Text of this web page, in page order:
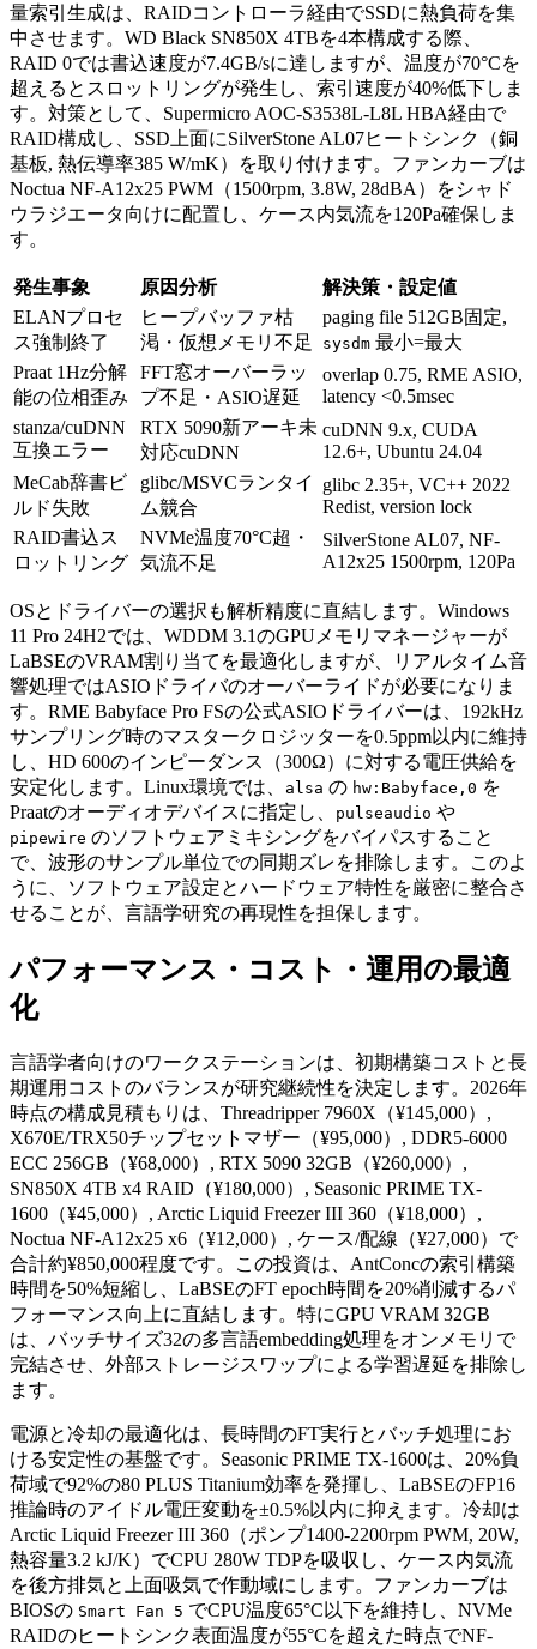
量索引生成は、RAIDコントローラ経由でSSDに熱負荷を集
中させます。WD Black SN850X 4TBを4本構成する際、
RAID 0では書込速度が7.4GB/sに達しますが、温度が70°Cを
超えるとスロットリングが発生し、索引速度が40%低下しま
す。対策として、Supermicro AOC-S3538L-L8L HBA経由で
RAID構成し、SSD上面にSilverStone AL07ヒートシンク（銅
基板, 熱伝導率385 W/mK）を取り付けます。ファンカーブは
Noctua NF-A12x25 PWM（1500rpm, 3.8W, 28dBA）をシャド
ウラジエータ向けに配置し、ケース内気流を120Pa確保しま
す。
発生事象 原因分析
解決策・設定値
ELANプロセ
ス強制終了
ヒープバッファ枯
渇・仮想メモリ不足
paging file 512GB固定,
sysdm 最小=最大
Praat 1Hz分解
能の位相歪み
FFT窓オーバーラッ
プ不足・ASIO遅延
overlap 0.75, RME ASIO,
latency <0.5msec
stanza/cuDNN
互換エラー
RTX 5090新アーキ未
対応cuDNN
cuDNN 9.x, CUDA
12.6+, Ubuntu 24.04
MeCab辞書ビ
ルド失敗
glibc/MSVCランタイ
ム競合
glibc 2.35+, VC++ 2022
Redist, version lock
RAID書込ス
ロットリング
NVMe温度70°C超・
気流不足
SilverStone AL07, NF-
A12x25 1500rpm, 120Pa
OSとドライバーの選択も解析精度に直結します。Windows
11 Pro 24H2では、WDDM 3.1のGPUメモリマネージャーが
LaBSEのVRAM割り当てを最適化しますが、リアルタイム音
響処理ではASIOドライバのオーバーライドが必要になりま
す。RME Babyface Pro FSの公式ASIOドライバーは、192kHz
サンプリング時のマスタークロジッターを0.5ppm以内に維持
し、HD 600のインピーダンス（300Ω）に対する電圧供給を
安定化します。Linux環境では、
alsa の hw:Babyface,0 を
Praatのオーディオデバイスに指定し、
pulseaudio や
pipewire のソフトウェアミキシングをバイパスすること
で、波形のサンプル単位での同期ズレを排除します。このよ
うに、ソフトウェア設定とハードウェア特性を厳密に整合さ
せることが、言語学研究の再現性を担保します。
パフォーマンス・コスト・運用の最適
化
言語学者向けのワークステーションは、初期構築コストと長
期運用コストのバランスが研究継続性を決定します。2026年
時点の構成見積もりは、Threadripper 7960X（¥145,000）,
X670E/TRX50チップセットマザー（¥95,000）, DDR5-6000
ECC 256GB（¥68,000）, RTX 5090 32GB（¥260,000）,
SN850X 4TB x4 RAID（¥180,000）, Seasonic PRIME TX-
1600（¥45,000）, Arctic Liquid Freezer III 360（¥18,000）,
Noctua NF-A12x25 x6（¥12,000）, ケース/配線（¥27,000）で
合計約¥850,000程度です。この投資は、AntConcの索引構築
時間を50%短縮し、LaBSEのFT epoch時間を20%削減するパ
フォーマンス向上に直結します。特にGPU VRAM 32GB
は、バッチサイズ32の多言語embedding処理をオンメモリで
完結させ、外部ストレージスワップによる学習遅延を排除し
ます。
電源と冷却の最適化は、長時間のFT実行とバッチ処理にお
ける安定性の基盤です。Seasonic PRIME TX-1600は、20%負
荷域で92%の80 PLUS Titanium効率を発揮し、LaBSEのFP16
推論時のアイドル電圧変動を±0.5%以内に抑えます。冷却は
Arctic Liquid Freezer III 360（ポンプ1400-2200rpm PWM, 20W,
熱容量3.2 kJ/K）でCPU 280W TDPを吸収し、ケース内気流
を後方排気と上面吸気で作動域にします。ファンカーブは
BIOSの Smart Fan 5 でCPU温度65°C以下を維持し、NVMe
RAIDのヒートシンク表面温度が55°Cを超えた時点でNF-